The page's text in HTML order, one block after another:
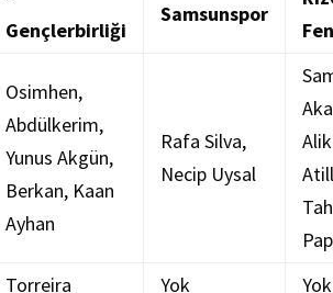
Gençlerbirliği
Samsunspor
Osimhen,
Abdülkerim,
Yunus Akgün,
Berkan, Kaan
Ayhan
Rafa Silva,
Necip Uysal
Torreira Yok
Yok